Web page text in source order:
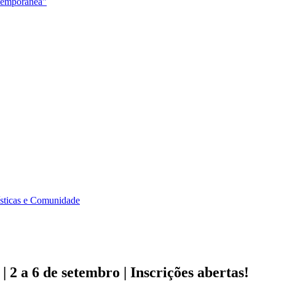
e Comunidade
a 6 de setembro | Inscrições abertas!